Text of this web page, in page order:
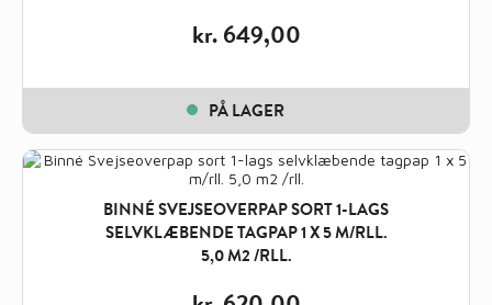
kr.649,00
PÅ LAGER
BINNÉ SVEJSEOVERPAP SORT 1-LAGS
SELVKLÆBENDE TAGPAP 1 X 5 M/RLL.
5,0 M2 /RLL.